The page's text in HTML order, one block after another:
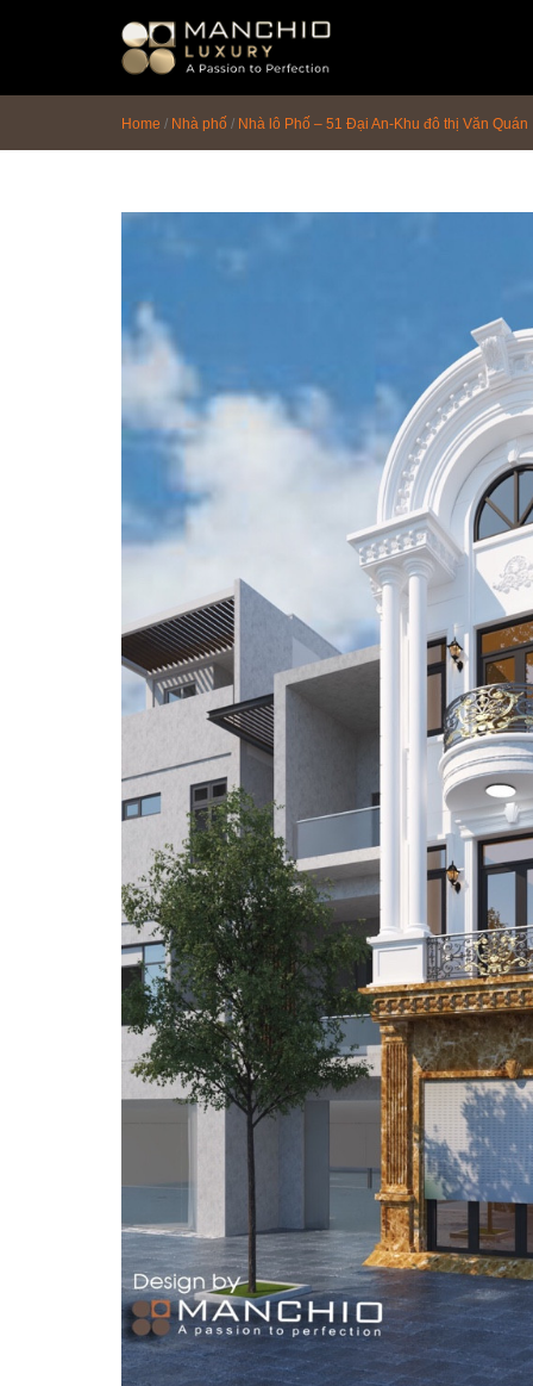
Home / Nhà phố / Nhà lô Phố – 51 Đại An-Khu đô thị Văn Quán